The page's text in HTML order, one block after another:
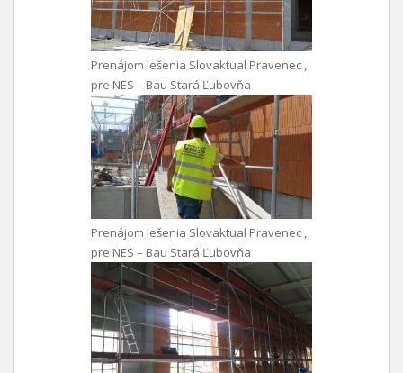
Prenájom lešenia Slovaktual Pravenec ,
pre NES – Bau Stará Ľubovňa
Prenájom lešenia Slovaktual Pravenec ,
pre NES – Bau Stará Ľubovňa